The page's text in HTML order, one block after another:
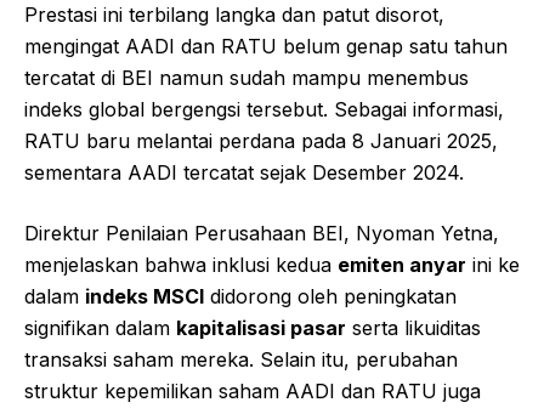
Prestasi ini terbilang langka dan patut disorot,
mengingat AADI dan RATU belum genap satu tahun
tercatat di BEI namun sudah mampu menembus
indeks global bergengsi tersebut. Sebagai informasi,
RATU baru melantai perdana pada 8 Januari 2025,
sementara AADI tercatat sejak Desember 2024.
Direktur Penilaian Perusahaan BEI, Nyoman Yetna,
menjelaskan bahwa inklusi kedua emiten anyar ini ke
dalam indeks MSCI didorong oleh peningkatan
signifikan dalam kapitalisasi pasar serta likuiditas
transaksi saham mereka. Selain itu, perubahan
struktur kepemilikan saham AADI dan RATU juga